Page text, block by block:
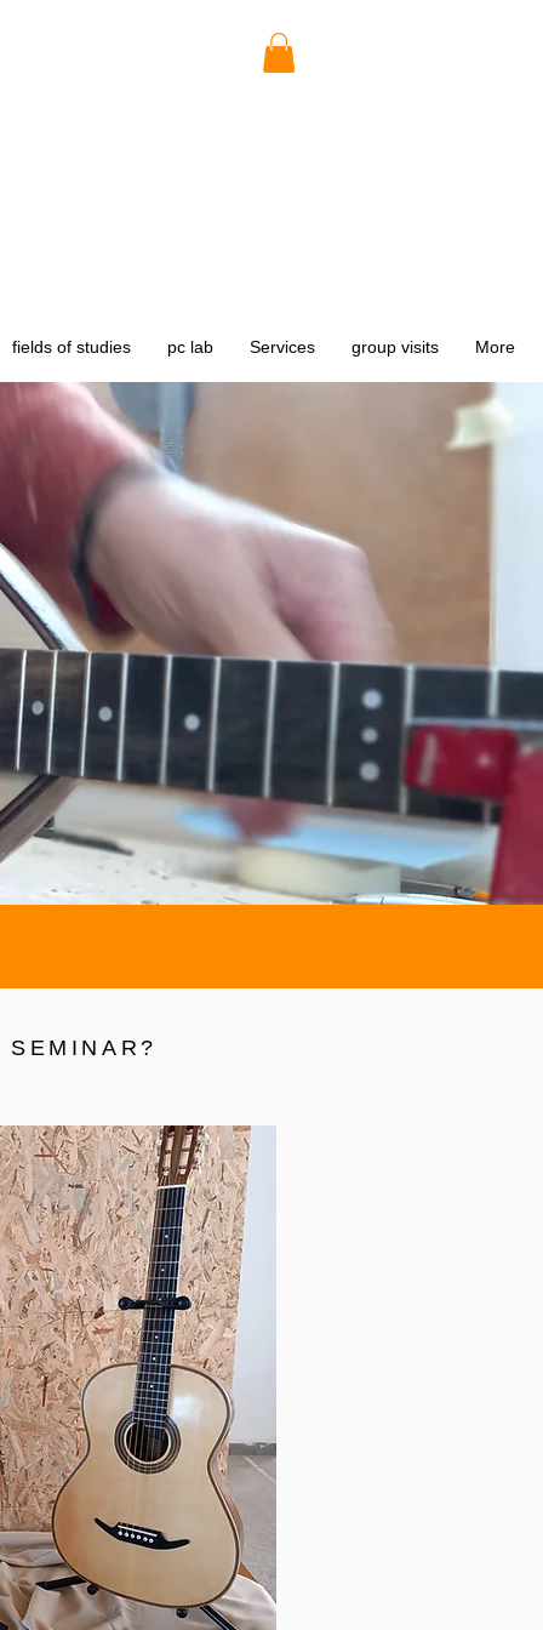
fields of studies pc lab Services group visits More